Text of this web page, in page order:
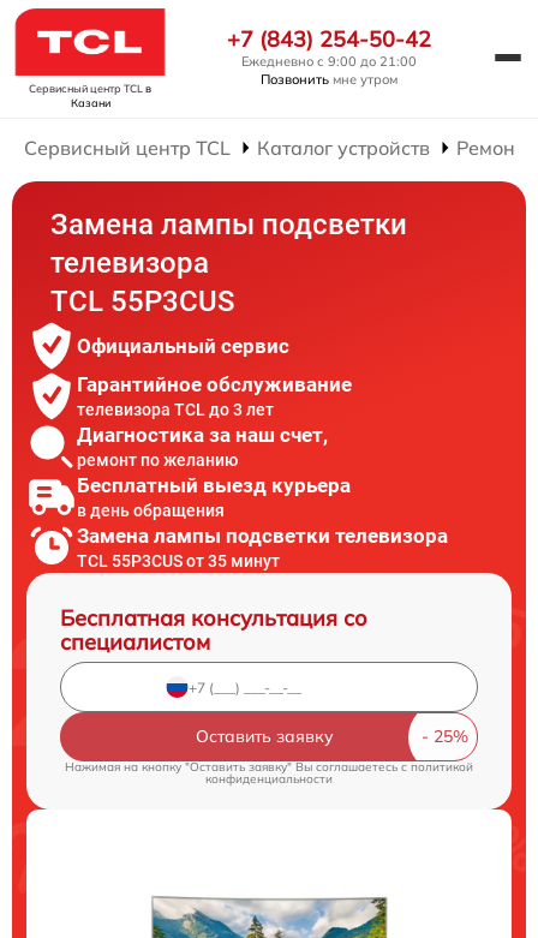
Сервисный центр TCL в
Казани
+7 (843) 254-50-42
Ежедневно с 9:00 до 21:00
Позвонить мне утром
Сервисный центр TCL Каталог устройств Ремонт
Замена лампы подсветки
телевизора
TCL 55P3CUS
Официальный сервис
Гарантийное обслуживание
телевизора TCL до 3 лет
Диагностика за наш счет,
ремонт по желанию
Бесплатный выезд курьера
в день обращения
Замена лампы подсветки телевизора
TCL 55P3CUS от 35 минут
Бесплатная консультация со
специалистом
Оставить заявку
Нажимая на кнопку "Оставить заявку" Вы соглашаетесь cполитикой
конфиденциальности